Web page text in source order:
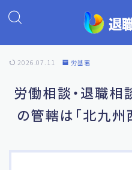
MENU
ホーム
退職代行の基礎知識
退職代行ランキング
2026.07.11 労基署
労働相談・退職
の管轄は「北九